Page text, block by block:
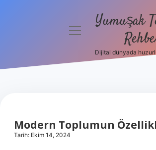
menüyüYumuşak
Dijital dünyada
Modern Toplumun
Tarih: Ekim 14, 2024